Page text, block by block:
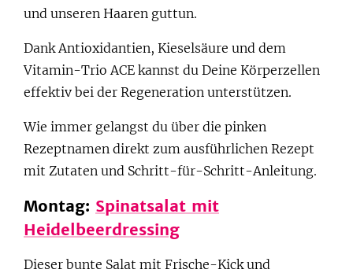
und unseren Haaren guttun.
Dank Antioxidantien, Kieselsäure und dem
Vitamin-Trio ACE kannst du Deine Körperzellen
effektiv bei der Regeneration unterstützen.
Wie immer gelangst du über die pinken
Rezeptnamen direkt zum ausführlichen Rezept
mit Zutaten und Schritt-für-Schritt-Anleitung.
Montag: Spinatsalat mit
Heidelbeerdressing
Dieser bunte Salat mit Frische-Kick und